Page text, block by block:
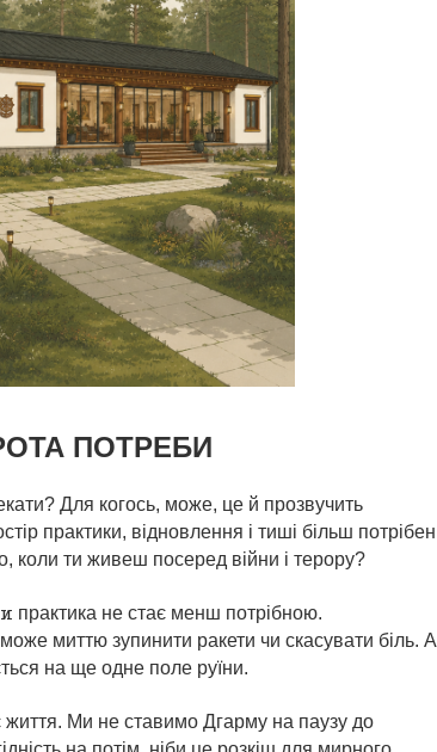
ПОТРЕБИ
Для когось, може, це й прозвучить
практики, відновлення і тиші більш потрібен
коли ти живеш посеред війни і терору?
практика не стає менш потрібною.
миттю зупинити ракети чи скасувати біль. А
на ще одне поле руїни.
Ми не ставимо Дгарму на паузу до